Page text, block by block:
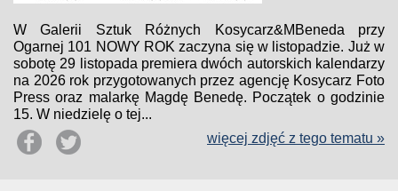
W Galerii Sztuk Różnych Kosycarz&MBeneda przy
Ogarnej 101 NOWY ROK zaczyna się w listopadzie. Już w
sobotę 29 listopada premiera dwóch autorskich kalendarzy
na 2026 rok przygotowanych przez agencję Kosycarz Foto
Press oraz malarkę Magdę Benedę. Początek o godzinie
15. W niedzielę o tej...
więcej zdjęć z tego tematu »